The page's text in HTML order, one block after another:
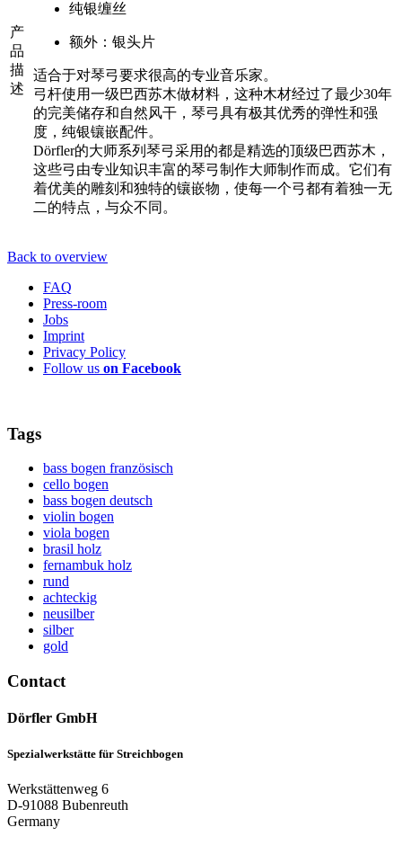
产
品
描
述
纯银缠丝
额外：银头片
适合于对琴弓要求很高的专业音乐家。
弓杆使用一级巴西苏木做材料，这种木材经过了最少30年
的完美储存和自然风干，琴弓具有极其优秀的弹性和强
度，纯银镶嵌配件。
Dörfler的大师系列琴弓采用的都是精选的顶级巴西苏木，
这些弓由专业知识丰富的琴弓制作大师制作而成。它们有
着优美的雕刻和独特的镶嵌物，使每一个弓都有着独一无
二的特点，与众不同。
Back to overview
FAQ
Press-room
Jobs
Imprint
Privacy Policy
Follow us on Facebook
Tags
bass bogen französisch
cello bogen
bass bogen deutsch
violin bogen
viola bogen
brasil holz
fernambuk holz
rund
achteckig
neusilber
silber
gold
Contact
Dörfler GmbH
Spezialwerkstätte für Streichbogen
Werkstättenweg 6
D-91088 Bubenreuth
Germany